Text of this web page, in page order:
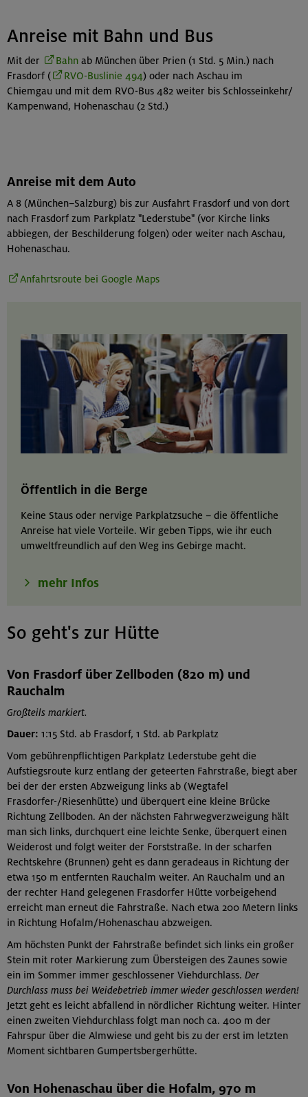
Anreise mit Bahn und Bus
Mit der Bahn ab München über Prien (1 Std. 5 Min.) nach
Frasdorf (
RVO-Buslinie 494) oder nach Aschau im
Chiemgau und mit dem RVO-Bus 482 weiter bis Schlosseinkehr/
Kampenwand, Hohenaschau (2 Std.)
Anreise mit dem Auto
A 8 (München–Salzburg) bis zur Ausfahrt Frasdorf und von dort
nach Frasdorf zum Parkplatz "Lederstube" (vor Kirche links
abbiegen, der Beschilderung folgen) oder weiter nach Aschau,
Hohenaschau.
Anfahrtsroute bei Google Maps
Öffentlich in die Berge
Keine Staus oder nervige Parkplatzsuche – die öffentliche
Anreise hat viele Vorteile. Wir geben Tipps, wie ihr euch
umweltfreundlich auf den Weg ins Gebirge macht.
mehr Infos
So geht's zur Hütte
Von Frasdorf über Zellboden (820 m) und
Rauchalm
Großteils markiert.
Dauer: 1:15 Std. ab Frasdorf, 1 Std. ab Parkplatz
Vom gebührenpflichtigen Parkplatz Lederstube geht die
Aufstiegsroute kurz entlang der geteerten Fahrstraße, biegt aber
bei der der ersten Abzweigung links ab (Wegtafel
Frasdorfer-/Riesenhütte) und überquert eine kleine Brücke
Richtung Zellboden. An der nächsten Fahrwegverzweigung hält
man sich links, durchquert eine leichte Senke, überquert einen
Weiderost und folgt weiter der Forststraße. In der scharfen
Rechtskehre (Brunnen) geht es dann geradeaus in Richtung der
etwa 150 m entfernten Rauchalm weiter. An Rauchalm und an
der rechter Hand gelegenen Frasdorfer Hütte vorbeigehend
erreicht man erneut die Fahrstraße. Nach etwa 200 Metern links
in Richtung Hofalm/Hohenaschau abzweigen.
Am höchsten Punkt der Fahrstraße befindet sich links ein großer
Stein mit roter Markierung zum Übersteigen des Zaunes sowie
ein im Sommer immer geschlossener Viehdurchlass. Der
Durchlass muss bei Weidebetrieb immer wieder geschlossen werden!
Jetzt geht es leicht abfallend in nördlicher Richtung weiter. Hinter
einen zweiten Viehdurchlass folgt man noch ca. 400 m der
Fahrspur über die Almwiese und geht bis zu der erst im letzten
Moment sichtbaren Gumpertsbergerhütte.
Von Hohenaschau über die Hofalm, 970 m